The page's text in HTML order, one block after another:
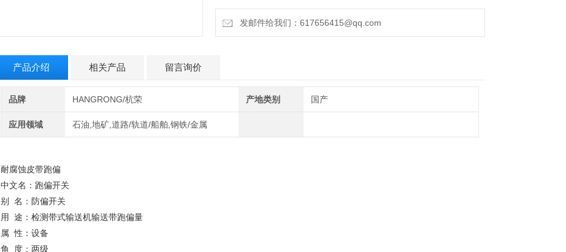
发邮件给我们：617656415@qq.com
产品介绍 相关产品 留言询价
品牌 HANGRONG/杭荣 产地类别 国产
应用领域 石油,地矿,道路/轨道/船舶,钢铁/金属
耐腐蚀皮带跑偏
中文名：跑偏开关
别 名：防偏开关
用 途：检测带式输送机输送带跑偏量
属 性：设备
角 度：两级